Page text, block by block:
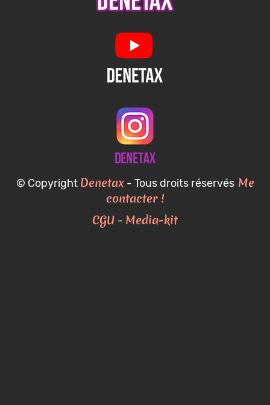
© Copyright Denetax- Tous droits réservésMe
contacter !
CGU - Media-kit